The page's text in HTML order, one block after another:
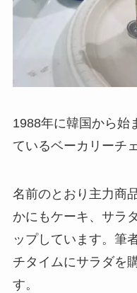
1988年に韓国から始
ているベーカリーチ
名前のとおり主力商
かにもケーキ、サラ
ップしています。筆
チタイムにサラダを
す。